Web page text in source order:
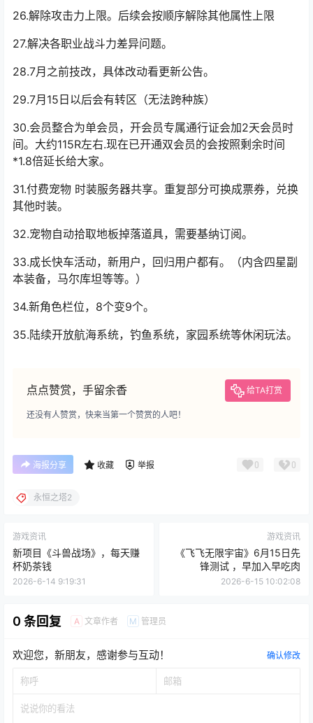
26.解除攻击力上限。后续会按顺序解除其他属性上限
27.解决各职业战斗力差异问题。
28.7月之前技改，具体改动看更新公告。
29.7月15日以后会有转区（无法跨种族）
30.会员整合为单会员，开会员专属通行证会加2天会员时
间。大约115R左右.现在已开通双会员的会按照剩余时间
*1.8倍延长给大家。
31.付费宠物 时装服务器共享。重复部分可换成票券，兑换
其他时装。
32.宠物自动拾取地板掉落道具，需要基纳订阅。
33.成长快车活动，新用户，回归用户都有。（内含四星副
本装备，马尔库坦等等。）
34.新角色栏位，8个变9个。
35.陆续开放航海系统，钓鱼系统，家园系统等休闲玩法。
点点赞赏，手留余香 给TA打赏
还没有人赞赏，快来当第一个赞赏的人吧！
海报分享 收藏 举报 0 0
永恒之塔2
游戏资讯
新项目《斗兽战场》，每天赚
杯奶茶钱
2026-6-14 9:19:31
游戏资讯
《飞飞无限宇宙》6月15日先
锋测试 ，早加入早吃肉
2026-6-15 10:02:08
0 条回复 A 文章作者 M 管理员
欢迎您，新朋友，感谢参与互动！ 确认修改